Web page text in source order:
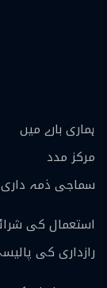
ہماری بارے ميں
مرکز مدد
سماجی ذمہ داری
استعمال کی
رازداری کی